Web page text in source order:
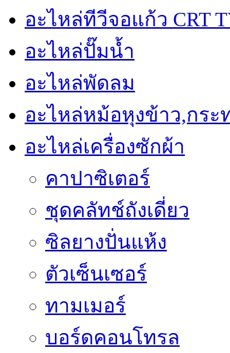
อะไหล่ทีวีจอแก้ว CRT
อะไหล่ปั๊มน้ำ
อะไหล่พัดลม
อะไหล่หม้อหุงข้าว,กระ
อะไหล่เครื่องซักผ้า
คาปาซิเตอร์
ชุดคลัทช์ถังเดี่ยว
ซิลยางปั่นแห้ง
ตัวเซ็นเซอร์
ทามเมอร์
บอร์ดคอนโทรล